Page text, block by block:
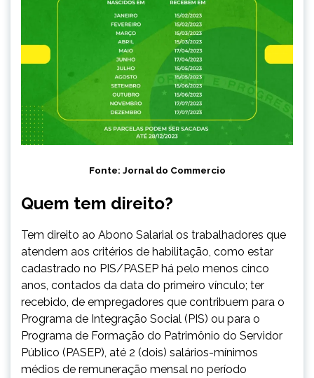
Fonte: Jornal do Commercio
Quem tem direito?
Tem direito ao Abono Salarial os trabalhadores que
atendem aos critérios de habilitação, como estar
cadastrado no PIS/PASEP há pelo menos cinco
anos, contados da data do primeiro vínculo; ter
recebido, de empregadores que contribuem para o
Programa de Integração Social (PIS) ou para o
Programa de Formação do Patrimônio do Servidor
Público (PASEP), até 2 (dois) salários-mínimos
médios de remuneração mensal no período